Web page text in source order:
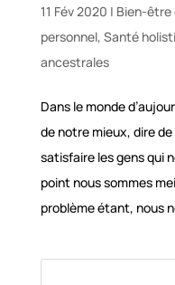
11 Fév 2020 | Bien-
personnel, Santé
ancestrales
Dans le monde
de notre mieux, dire
satisfaire les gens qui
point nous sommes
problème étant, nous